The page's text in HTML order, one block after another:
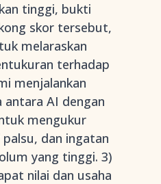
tinggi, bukti
skor tersebut,
melaraskan
terhadap
menjalankan
AI dengan
mengukur
dan ingatan
yang tinggi. 3)
nilai dan usaha